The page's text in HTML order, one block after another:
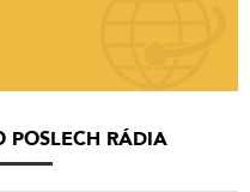
POSLECH RÁDIA